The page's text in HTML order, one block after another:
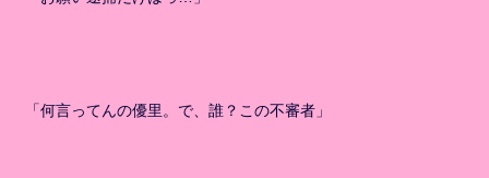
「何言ってんの優里。で、誰？この不審者」